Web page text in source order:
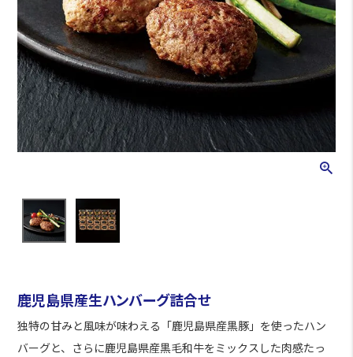
鹿児島県産生ハンバーグ詰合せ
独特の甘みと風味が味わえる「鹿児島県産黒豚」を使ったハン
バーグと、さらに鹿児島県産黒毛和牛をミックスした肉感たっ